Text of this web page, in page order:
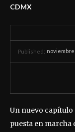
CDMX
Published: noviembre
Un nuevo
puesta en marcha